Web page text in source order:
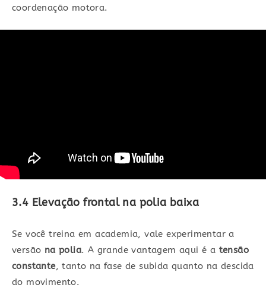
coordenação motora.
3.4 Elevação frontal na polia baixa
Se você treina em academia, vale experimentar a
versão na polia. A grande vantagem aqui é a tensão
constante, tanto na fase de subida quanto na descida
do movimento.